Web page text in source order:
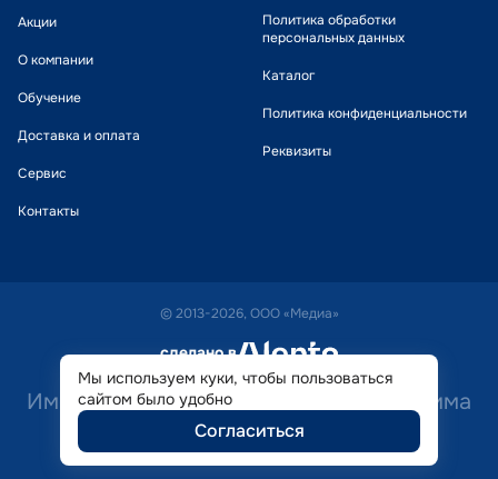
Акции
О компании
Обучение
Доставка и оплата
Сервис
Контакты
Политика обработки
персональных данных
Каталог
Политика конфиденциальности
Реквизиты
© 2013-2026, ООО «Медиа»
сделано в alente
Имеются противопоказания. Необходима
консультация специалиста.
Мы используем куки, чтобы пользоваться
сайтом было удобно
Согласиться